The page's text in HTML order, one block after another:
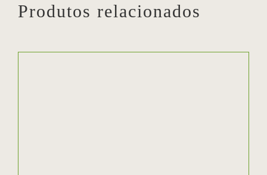
Produtos relacionados